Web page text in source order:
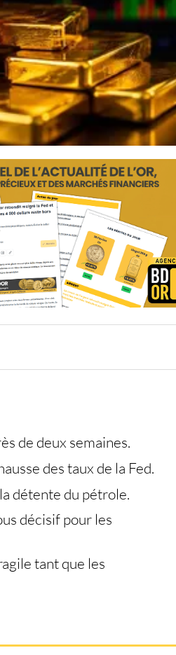
de deux semaines.
des taux de la Fed.
détente du pétrole.
décisif pour les
tant que les